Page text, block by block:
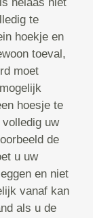
te
hoekje en
toeval,
moet
hoesje te
uw
de
u uw
en niet
vanaf kan
als u de